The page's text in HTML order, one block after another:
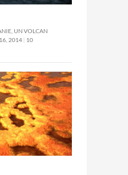
UN VOLCAN
2014
10